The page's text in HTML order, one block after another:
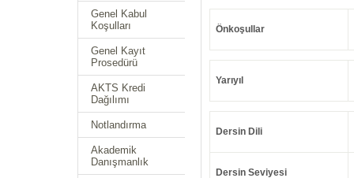
Genel Kabul
Koşulları
Genel Kayıt
Prosedürü
AKTS Kredi
Dağılımı
Notlandırma
Akademik
Danışmanlık
Önkoşullar
Yarıyıl
Dersin Dili
Dersin Seviyesi